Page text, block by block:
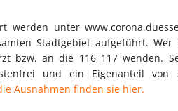
werden unter
Stadtgebiet aufgeführt. Wer
bzw. an die 116 117 wenden.
und ein Eigenanteil
Ausnahmen finden sie hier.
LOFT-
Die Inspiration
Werkshallen